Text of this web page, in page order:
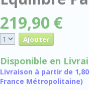
219,90 €
Disponible en
Livraison à partir de
France Métropolitaine)